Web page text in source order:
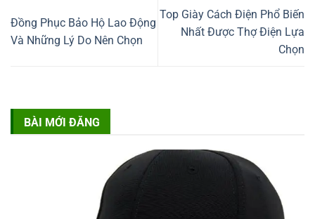
Đồng Phục Bảo Hộ Lao Động
Và Những Lý Do Nên Chọn
Top Giày Cách Điện Phổ Biến
Nhất Được Thợ Điện Lựa
Chọn
BÀI MỚI ĐĂNG